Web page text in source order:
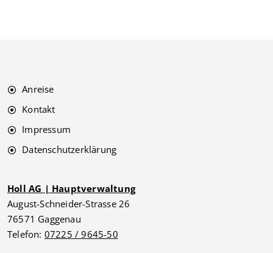
Anreise
Kontakt
Impressum
Datenschutzerklärung
Holl AG | Hauptverwaltung
August-Schneider-Strasse 26
76571 Gaggenau
Telefon: 07225 / 9645-50